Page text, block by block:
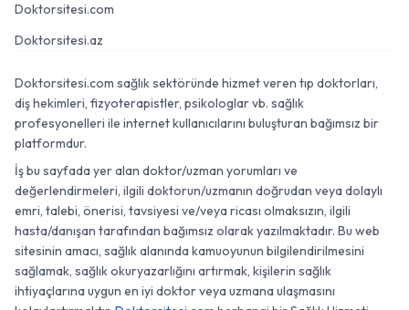
Doktorsitesi.com
Doktorsitesi.az
Doktorsitesi.com sağlık sektöründe hizmet veren tıp doktorları,
diş hekimleri, fizyoterapistler, psikologlar vb. sağlık
profesyonelleri ile internet kullanıcılarını buluşturan bağımsız bir
platformdur.
İş bu sayfada yer alan doktor/uzman yorumları ve
değerlendirmeleri, ilgili doktorun/uzmanın doğrudan veya dolaylı
emri, talebi, önerisi, tavsiyesi ve/veya ricası olmaksızın, ilgili
hasta/danışan tarafından bağımsız olarak yazılmaktadır. Bu web
sitesinin amacı, sağlık alanında kamuoyunun bilgilendirilmesini
sağlamak, sağlık okuryazarlığını artırmak, kişilerin sağlık
ihtiyaçlarına uygun en iyi doktor veya uzmana ulaşmasını